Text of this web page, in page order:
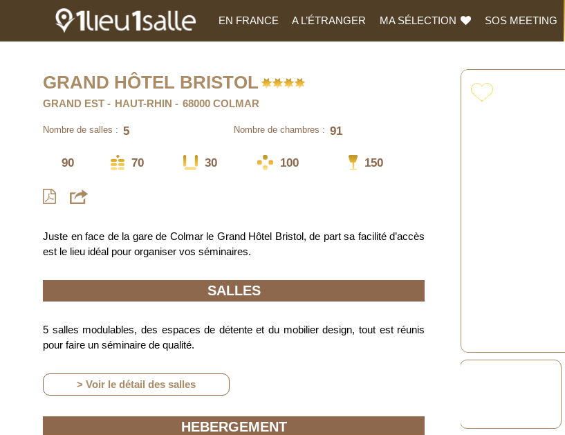
EN FRANCE A L’ÉTRANGER MA SÉLECTION SOS MEETING
GRAND HÔTEL BRISTOL
GRAND EST HAUT-RHIN 68000 COLMAR
Nombre de salles : 5 Nombre de chambres : 91
90 70 30 100 150
Juste en face de la gare de Colmar le Grand Hôtel Bristol, de part sa facilité d’accès
est le lieu idéal pour organiser vos séminaires.
SALLES
5 salles modulables, des espaces de détente et du mobilier design, tout est réunis
pour faire un séminaire de qualité.
> Voir le détail des salles
HEBERGEMENT